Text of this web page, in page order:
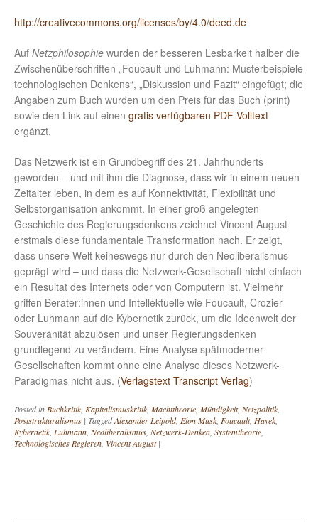
http://creativecommons.org/licenses/by/4.0/deed.de
Auf Netzphilosophie wurden der besseren Lesbarkeit halber die
Zwischenüberschriften „Foucault und Luhmann: Musterbeispiele
technologischen Denkens“, „Diskussion und Fazit“ eingefügt; die
Angaben zum Buch wurden um den Preis für das Buch (print)
sowie den Link auf einen gratis verfügbaren PDF-Volltext
ergänzt.
Das Netzwerk ist ein Grundbegriff des 21. Jahrhunderts
geworden – und mit ihm die Diagnose, dass wir in einem neuen
Zeitalter leben, in dem es auf Konnektivität, Flexibilität und
Selbstorganisation ankommt. In einer groß angelegten
Geschichte des Regierungsdenkens zeichnet Vincent August
erstmals diese fundamentale Transformation nach. Er zeigt,
dass unsere Welt keineswegs nur durch den Neoliberalismus
geprägt wird – und dass die Netzwerk-Gesellschaft nicht einfach
ein Resultat des Internets oder von Computern ist. Vielmehr
griffen Berater:innen und Intellektuelle wie Foucault, Crozier
oder Luhmann auf die Kybernetik zurück, um die Ideenwelt der
Souveränität abzulösen und unser Regierungsdenken
grundlegend zu verändern. Eine Analyse spätmoderner
Gesellschaften kommt ohne eine Analyse dieses Netzwerk-
Paradigmas nicht aus. (Verlagstext Transcript Verlag)
Posted inBuchkritik, Kapitalismuskritik, Machttheorie, Mündigkeit, Netzpolitik,
Poststrukturalismus | TaggedAlexander Leipold, Elon Musk, Foucault, Hayek,
Kybernetik, Luhmann, Neoliberalismus, Netzwerk-Denken, Systemtheorie,
Technologisches Regieren, Vincent August |